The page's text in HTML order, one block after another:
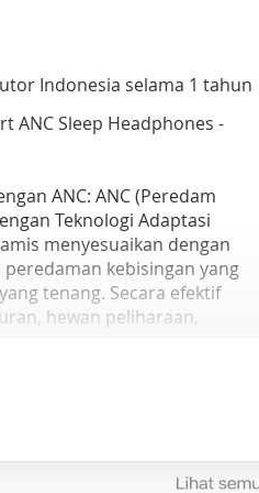
Indonesia selama 1 tahun
ANC Sleep Headphones -
ANC: ANC (Peredam
Teknologi Adaptasi
menyesuaikan dengan
kebisingan yang
tenang. Secara efektif
hewan peliharaan,
Kotak pengisian daya
suara dengkuran,
penyamar dengkuran
kebisingan putih